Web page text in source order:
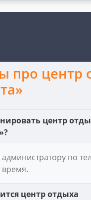
про центр
центр
по
время.
центр отдыха